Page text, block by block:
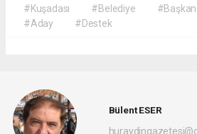
#Kuşadası #Belediye #Başkan
#Aday
#Destek
Bülent ESER